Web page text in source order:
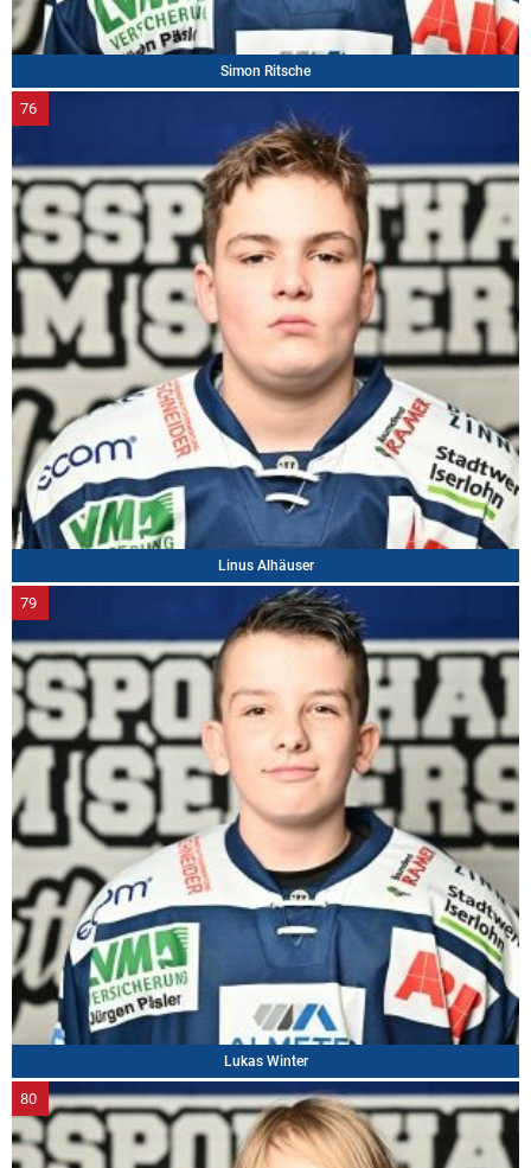
Simon Ritsche
76
Linus Alhäuser
79
Lukas Winter
80